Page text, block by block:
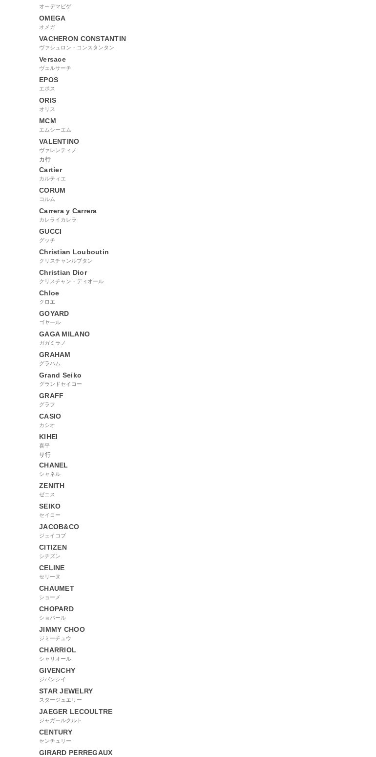
オーデマピゲ
OMEGA
オメガ
VACHERON CONSTANTIN
ヴァシュロン・コンスタンタン
Versace
ヴェルサーチ
EPOS
エポス
ORIS
オリス
MCM
エムシーエム
VALENTINO
ヴァレンティノ
カ行
Cartier
カルティエ
CORUM
コルム
Carrera y Carrera
カレライカレラ
GUCCI
グッチ
Christian Louboutin
クリスチャンルブタン
Christian Dior
クリスチャン・ディオール
Chloe
クロエ
GOYARD
ゴヤール
GAGA MILANO
ガガミラノ
GRAHAM
グラハム
Grand Seiko
グランドセイコー
GRAFF
グラフ
CASIO
カシオ
KIHEI
喜平
サ行
CHANEL
シャネル
ZENITH
ゼニス
SEIKO
セイコー
JACOB&CO
ジェイコブ
CITIZEN
シチズン
CELINE
セリーヌ
CHAUMET
ショーメ
CHOPARD
ショパール
JIMMY CHOO
ジミーチュウ
CHARRIOL
シャリオール
GIVENCHY
ジバンシイ
STAR JEWELRY
スタージュエリー
JAEGER LECOULTRE
ジャガールクルト
CENTURY
センチュリー
GIRARD PERREGAUX